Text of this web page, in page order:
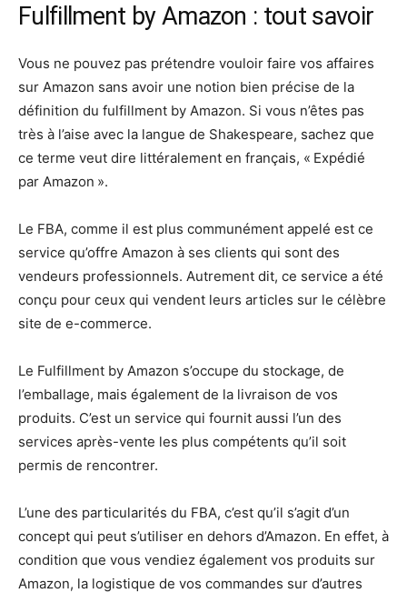
Fulfillment by Amazon : tout savoir
Vous ne pouvez pas prétendre vouloir faire vos affaires
sur Amazon sans avoir une notion bien précise de la
définition du fulfillment by Amazon. Si vous n’êtes pas
très à l’aise avec la langue de Shakespeare, sachez que
ce terme veut dire littéralement en français, « Expédié
par Amazon ».
Le FBA, comme il est plus communément appelé est ce
service qu’offre Amazon à ses clients qui sont des
vendeurs professionnels. Autrement dit, ce service a été
conçu pour ceux qui vendent leurs articles sur le célèbre
site de e-commerce.
Le Fulfillment by Amazon s’occupe du stockage, de
l’emballage, mais également de la livraison de vos
produits. C’est un service qui fournit aussi l’un des
services après-vente les plus compétents qu’il soit
permis de rencontrer.
L’une des particularités du FBA, c’est qu’il s’agit d’un
concept qui peut s’utiliser en dehors d’Amazon. En effet, à
condition que vous vendiez également vos produits sur
Amazon, la logistique de vos commandes sur d’autres